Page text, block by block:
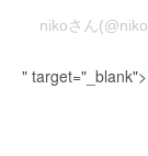
nikoさん
"